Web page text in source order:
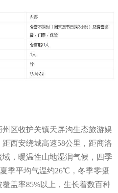
区牧护关镇天屏沟生态旅游娱
西安绕城高速58公里，距商洛
，暖温性山地湿润气候，四季
季平均气温约26℃，冬季零摄
盖率85%以上，生长着数百种